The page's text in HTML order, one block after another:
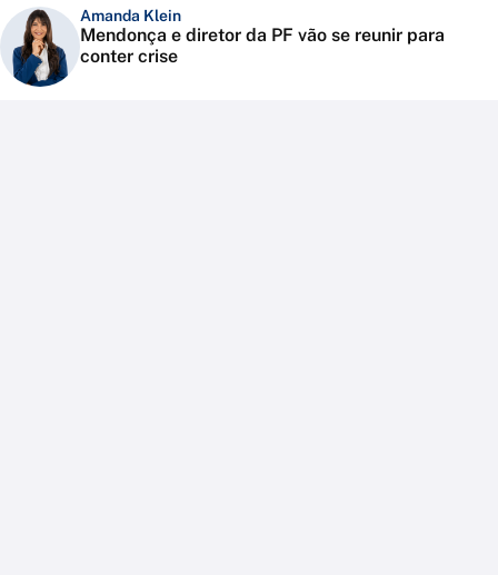
Amanda Klein
Mendonça e diretor da PF vão se reunir para
conter crise